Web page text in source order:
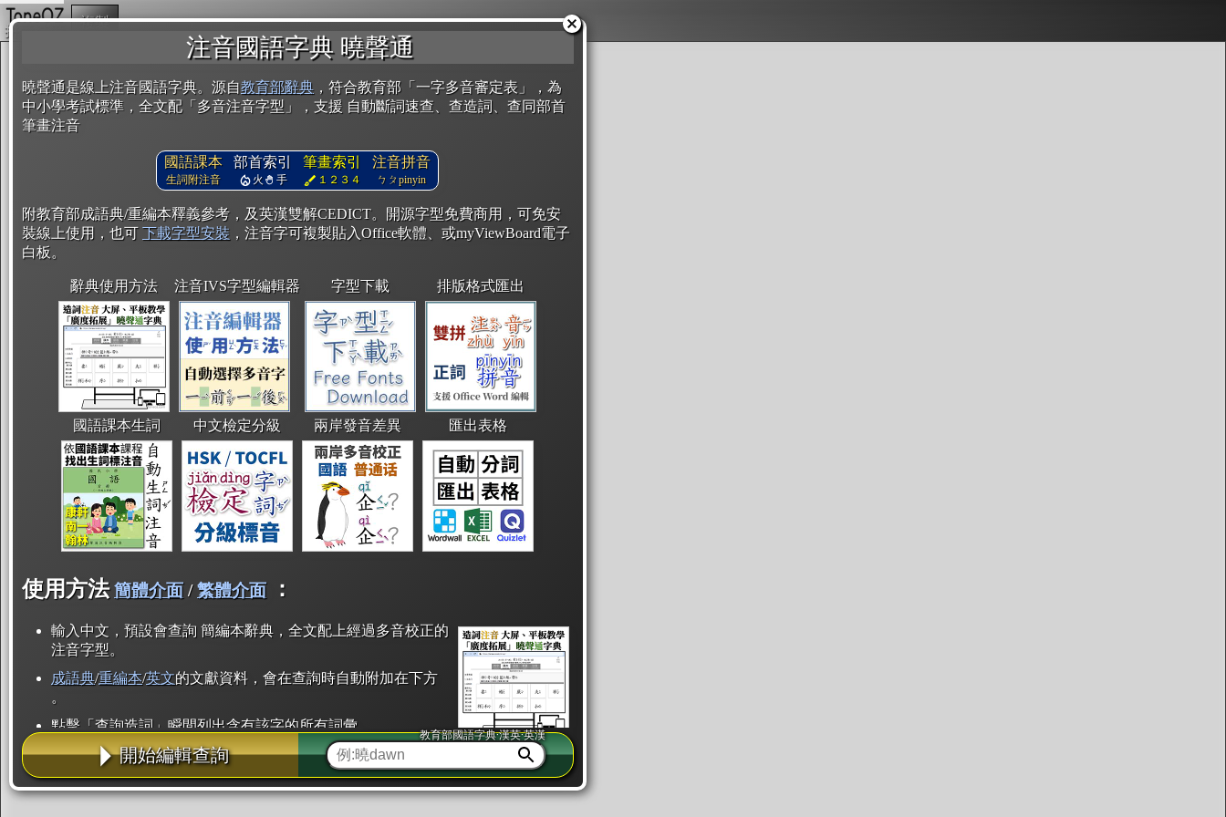
注音國語字典 曉聲通
曉聲通是線上注音國語字典。源自教育部辭典 ，符合教育部「一字多音審定表」，為
中小學考試標準，全文配「多音注音字型」，支援 自動斷詞速查、查造詞、查同部首
筆畫注音
國語課本
生詞附注音
部首索引
火 手
筆畫索引
１２３４
注音拼音
ㄅㄆpinyin
附教育部成語典/重編本釋義參考，及英漢雙解CEDICT。開源字型免費商用，可免安
裝線上使用，也可 下載字型安裝 ，注音字可複製貼入Office軟體、或myViewBoard電子
白板。
辭典使用方法 注音IVS字型編輯器 字型下載 排版格式匯出
國語課本生詞 中文檢定分級 兩岸發音差異 匯出表格
使用方法 簡體介面/繁體介面 ：
輸入中文，預設會查詢 簡編本辭典，全文配上經過多音校正的
注音字型。
成語典/重編本/英文的文獻資料，會在查詢時自動附加在下方
。
點擊「查詢造詞」瞬間列出含有該字的所有詞彙。
點「部首」瞬間列出所有「同部首字」。也支援查詢「同注音」或「同筆畫」。
辭典解釋的全文都經過自動斷詞，點擊便可瞬間「連續查詢」此字詞的解釋，不
用手動重複輸入。
開始編輯查詢
教育部國語字典·漢英·英漢
複製